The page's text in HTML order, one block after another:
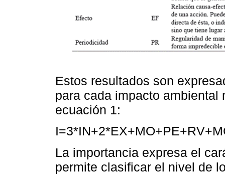
Estos resultados son
para cada impacto
ecuación 1:
La importancia expresa el
permite clasificar el nivel de